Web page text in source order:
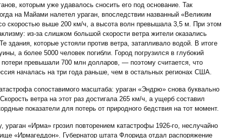
которым уже удавалось сносить его под основание. Так
на Майами налетел ураган, впоследствии названный «Великим
скоростью выше 200 км/ч, а высота волн превышала 3,5 м. При этом
из-за слишком большой скорости ветра жители оказались
здания, которые устояли против ветра, затапливало водой. В итоге
а более 5000 человек погибли. Город погрузился в глубокий
превышали 700 млн долларов, — поэтому считается, что
началась на три года раньше, чем в остальных регионах США.
сопоставимого масштаба: ураган «Эндрю» снова буквально
ветра на этот раз достигала 265 км/ч, а ущерб составил
показатели для потерь от природного бедствия на тот момент.
ураган «Ирма» грозил повторением катастрофы 1926-го, неслучайно
«Ирмагеддон». Губернатор штата Флорида отдал распоряжение